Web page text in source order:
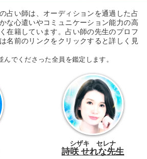
占い師は、オーディションを通過した占
な心遣いやコミュニケーション能力の高
在籍しています。占い師の先生のプロフ
名前のリンクをクリックすると詳しく見
んでくださった全員を鑑定します。
シザキ セレナ
詩咲 せれな先生